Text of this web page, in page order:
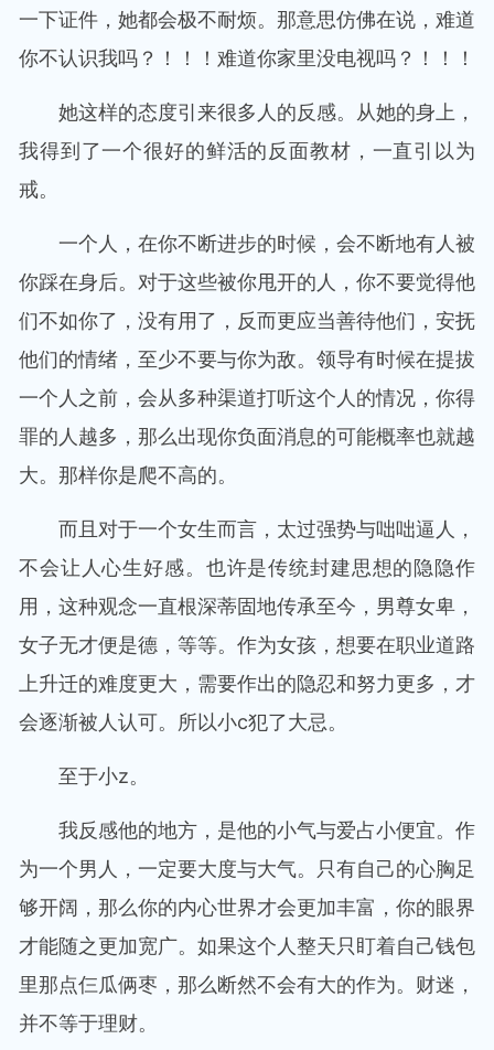
一下证件，她都会极不耐烦。那意思仿佛在说，难道
你不认识我吗？！！！难道你家里没电视吗？！！！
她这样的态度引来很多人的反感。从她的身上，
我得到了一个很好的鲜活的反面教材，一直引以为
戒。
一个人，在你不断进步的时候，会不断地有人被
你踩在身后。对于这些被你甩开的人，你不要觉得他
们不如你了，没有用了，反而更应当善待他们，安抚
他们的情绪，至少不要与你为敌。领导有时候在提拔
一个人之前，会从多种渠道打听这个人的情况，你得
罪的人越多，那么出现你负面消息的可能概率也就越
大。那样你是爬不高的。
而且对于一个女生而言，太过强势与咄咄逼人，
不会让人心生好感。也许是传统封建思想的隐隐作
用，这种观念一直根深蒂固地传承至今，男尊女卑，
女子无才便是德，等等。作为女孩，想要在职业道路
上升迁的难度更大，需要作出的隐忍和努力更多，才
会逐渐被人认可。所以小c犯了大忌。
至于小z。
我反感他的地方，是他的小气与爱占小便宜。作
为一个男人，一定要大度与大气。只有自己的心胸足
够开阔，那么你的内心世界才会更加丰富，你的眼界
才能随之更加宽广。如果这个人整天只盯着自己钱包
里那点仨瓜俩枣，那么断然不会有大的作为。财迷，
并不等于理财。